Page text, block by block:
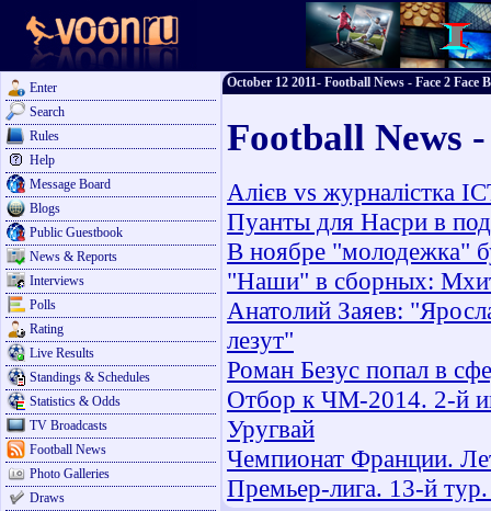
Enter
Search
Rules
Help
Message Board
Blogs
Public Guestbook
News & Reports
Interviews
Polls
Rating
Live Results
Standings & Schedules
Statistics & Odds
TV Broadcasts
Football News
Photo Galleries
Draws
October 12 2011- Football News - Face 2 Face
Football News
Алієв vs журналістка
Пуанты для Насри в
В ноябре "молодежка"
"Наши" в сборных:
Анатолий Заяев:
лезут"
Роман Безус попал в
Отбор к ЧМ-2014. 2-й
Уругвай
Чемпионат Франции.
Премьер-лига. 13-й